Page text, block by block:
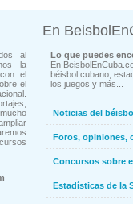
al
la
el
el
En
Lo que puedes
En
béisbol cubano,
los juegos y más...
Noticias del
Foros, opiniones,
Concursos sobre
Estadísticas de la